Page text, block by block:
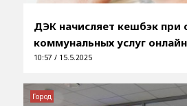
ДЭК начисляет кешбэк при
коммунальных услуг
10:57 / 15.5.2025
Город